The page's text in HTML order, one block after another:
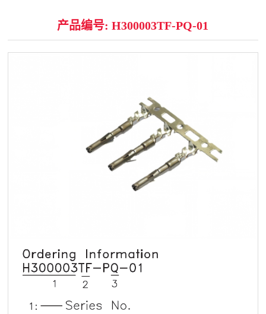
产品编号: H300003TF-PQ-01